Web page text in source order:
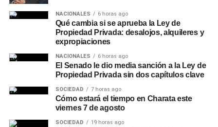
NACIONALES 6 horas ago
Qué cambia si se aprueba la Ley de
Propiedad Privada: desalojos, alquileres y
expropiaciones
NACIONALES 6 horas ago
El Senado le dio media sanción a la Ley de
Propiedad Privada sin dos capítulos clave
SOCIEDAD 7 horas ago
Cómo estará el tiempo en Charata este
viernes 7 de agosto
SOCIEDAD 19 horas ago